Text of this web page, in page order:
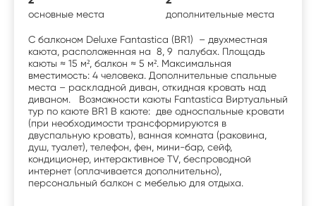
основные места дополнительные места
С балконом Deluxe Fantastica (BR1) – двухместная
каюта, расположенная на 8, 9 палубах. Площадь
каюты ≈ 15 м², балкон ≈ 5 м². Максимальная
вместимость: 4 человека. Дополнительные спальные
места – раскладной диван, откидная кровать над
диваном. Возможности каюты Fantastica Виртуальный
тур по каюте BR1 В каюте: две односпальные кровати
(при необходимости трансформируются в
двуспальную кровать), ванная комната (раковина,
душ, туалет), телефон, фен, мини-бар, сейф,
кондиционер, интерактивное TV, беспроводной
интернет (оплачивается дополнительно),
персональный балкон с мебелью для отдыха.